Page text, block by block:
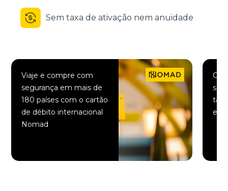
Sem taxa de ativação nem anuidade
Viaje e compre com
segurança em mais de
180 países com o cartão
de débito internacional
Nomad